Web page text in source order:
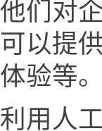
他们对
可以提
体验等。
利用人